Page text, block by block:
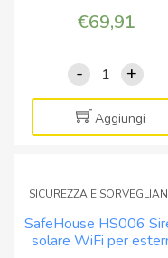
€69,91
-
Outdoor
HeyAlarm
Siren
-
da
esterno
alimentata
+
Aggiungi
SICUREZZA E
SafeHouse HS006
solare WiFi per